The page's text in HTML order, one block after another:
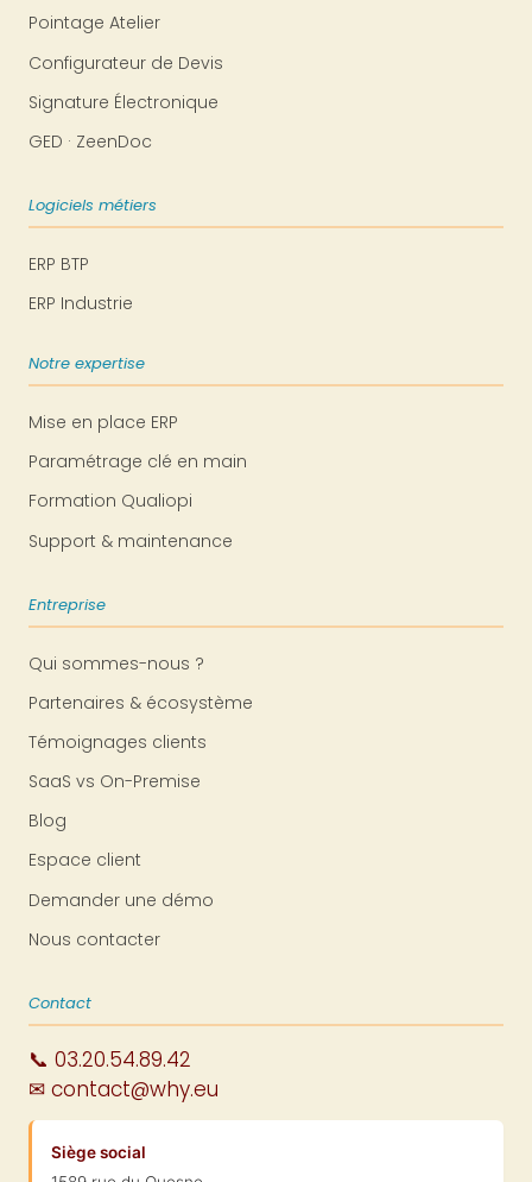
Pointage Atelier
Configurateur de Devis
Signature Électronique
GED · ZeenDoc
Logiciels métiers
ERP BTP
ERP Industrie
Notre expertise
Mise en place ERP
Paramétrage clé en main
Formation Qualiopi
Support & maintenance
Entreprise
Qui sommes-nous ?
Partenaires & écosystème
Témoignages clients
SaaS vs On-Premise
Blog
Espace client
Demander une démo
Nous contacter
Contact
📞 03.20.54.89.42
✉ contact@why.eu
Siège social